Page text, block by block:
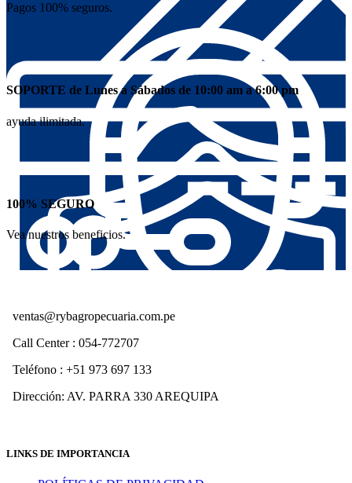
Pagos 100% seguros.
SOPORTE de Lunes a Sábados de 10:00 am a 6:00 pm
ayuda ilimitada.
100% SEGURO
Vea nuestros beneficios.
ventas@rybagropecuaria.com.pe
Call Center : 054-772707
Teléfono : +51 973 697 133
Dirección: AV. PARRA 330 AREQUIPA
LINKS DE IMPORTANCIA